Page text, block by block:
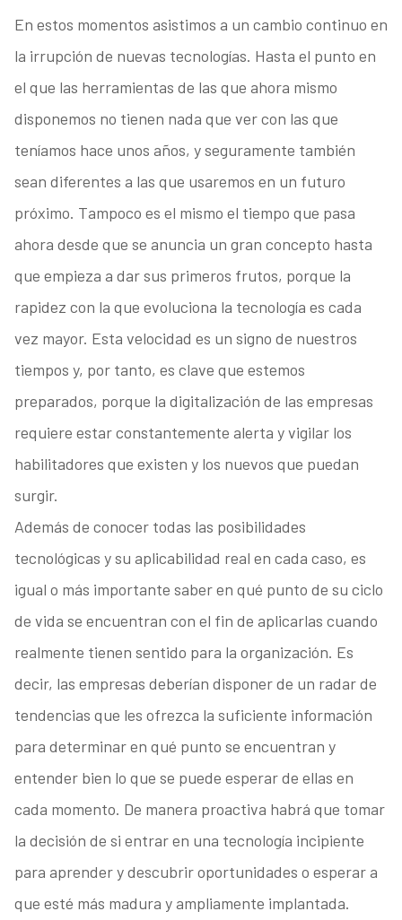
En estos momentos asistimos a un cambio continuo en
la irrupción de nuevas tecnologías. Hasta el punto en
el que las herramientas de las que ahora mismo
disponemos no tienen nada que ver con las que
teníamos hace unos años, y seguramente también
sean diferentes a las que usaremos en un futuro
próximo. Tampoco es el mismo el tiempo que pasa
ahora desde que se anuncia un gran concepto hasta
que empieza a dar sus primeros frutos, porque la
rapidez con la que evoluciona la tecnología es cada
vez mayor. Esta velocidad es un signo de nuestros
tiempos y, por tanto, es clave que estemos
preparados, porque la digitalización de las empresas
requiere estar constantemente alerta y vigilar los
habilitadores que existen y los nuevos que puedan
surgir.
Además de conocer todas las posibilidades
tecnológicas y su aplicabilidad real en cada caso, es
igual o más importante saber en qué punto de su ciclo
de vida se encuentran con el fin de aplicarlas cuando
realmente tienen sentido para la organización. Es
decir, las empresas deberían disponer de un radar de
tendencias que les ofrezca la suficiente información
para determinar en qué punto se encuentran y
entender bien lo que se puede esperar de ellas en
cada momento. De manera proactiva habrá que tomar
la decisión de si entrar en una tecnología incipiente
para aprender y descubrir oportunidades o esperar a
que esté más madura y ampliamente implantada.